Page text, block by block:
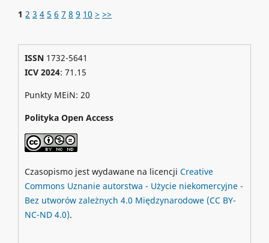
1 2 3 4 5 6 7 8 9 10 > >>
ISSN1732-5641
ICV 2024: 71.15
Punkty MEiN: 20
Polityka Open Access
Czasopismo jest wydawane na licencji Creative
Commons Uznanie autorstwa - Użycie niekomercyjne -
Bez utworów zależnych 4.0 Międzynarodowe (CC BY-
NC-ND 4.0).